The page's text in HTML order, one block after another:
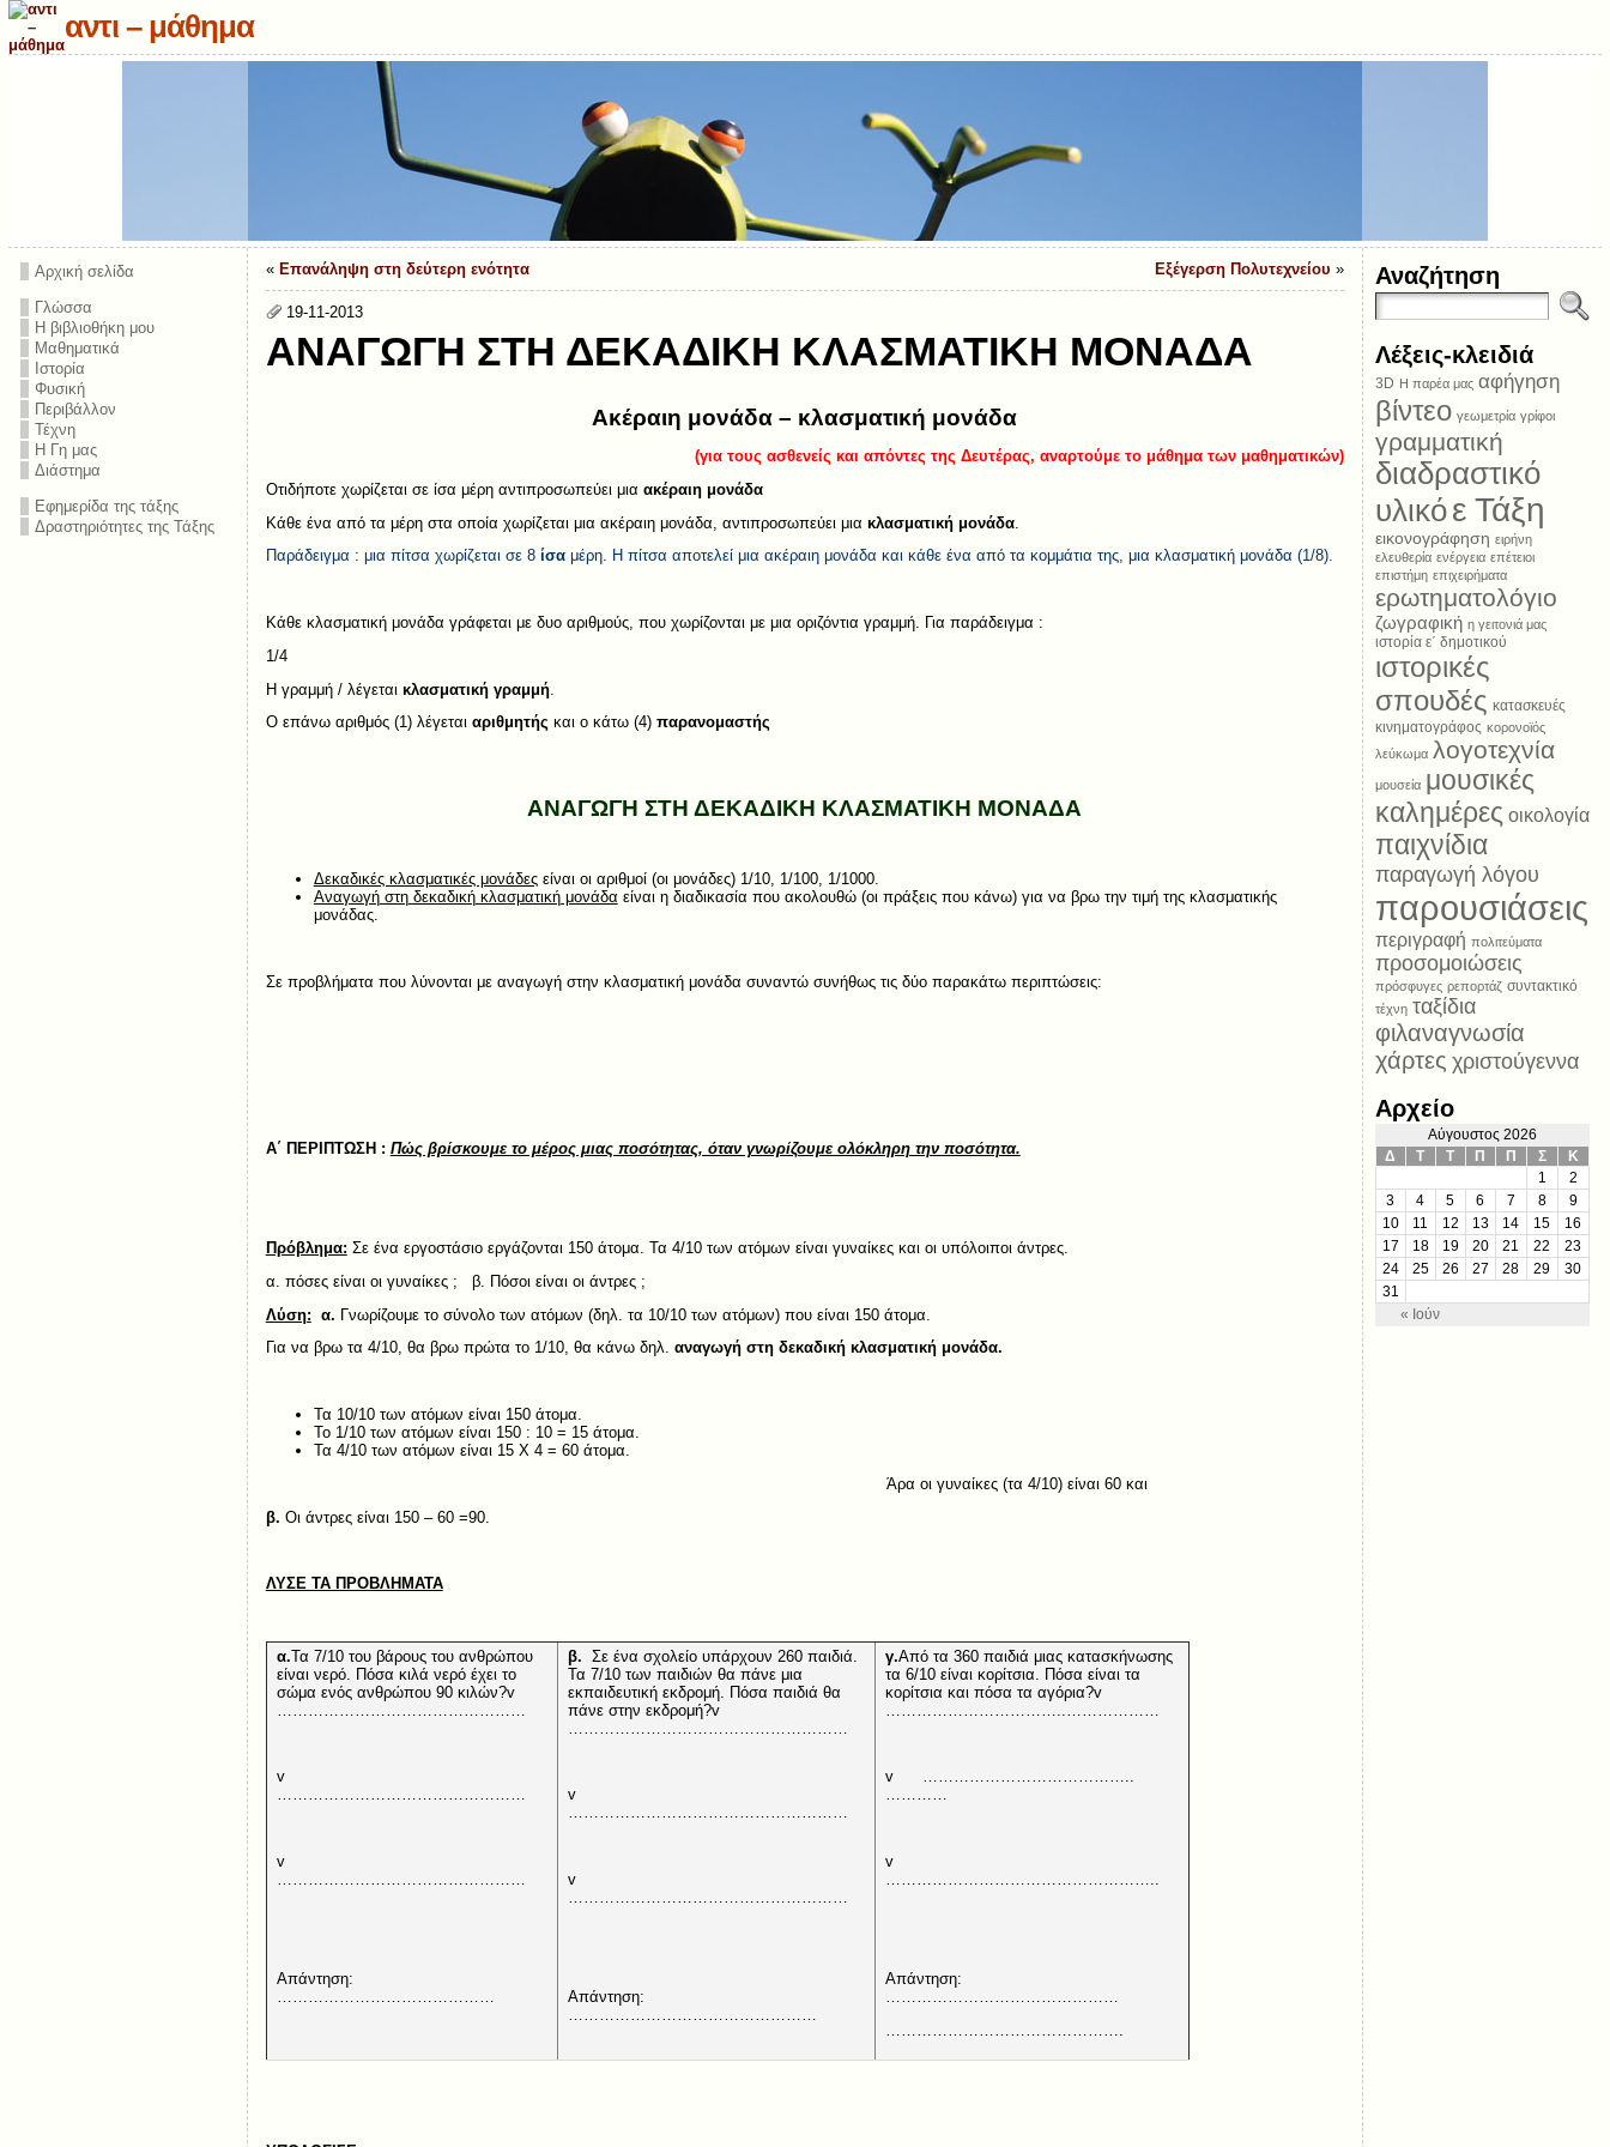
αντι – μάθημα
Αρχική σελίδα
Γλώσσα
Η βιβλιοθήκη μου
Μαθηματικά
Ιστορία
Φυσική
Περιβάλλον
Τέχνη
Η Γη μας
Διάστημα
Εφημερίδα της τάξης
Δραστηριότητες της Τάξης
« Επανάληψη στη δεύτερη ενότητα Εξέγερση Πολυτεχνείου »
19-11-2013
ΑΝΑΓΩΓΗ ΣΤΗ ΔΕΚΑΔΙΚΗ ΚΛΑΣΜΑΤΙΚΗ ΜΟΝΑΔΑ
Ακέραιη μονάδα – κλασματική μονάδα
(για τους ασθενείς και απόντες της Δευτέρας, αναρτούμε το μάθημα των μαθηματικών)
Οτιδήποτε χωρίζεται σε ίσα μέρη αντιπροσωπεύει μια ακέραιη μονάδα
Κάθε ένα από τα μέρη στα οποία χωρίζεται μια ακέραιη μονάδα, αντιπροσωπεύει μια κλασματική μονάδα.
Παράδειγμα : μια πίτσα χωρίζεται σε 8ίσαμέρη. Η πίτσα αποτελεί μια ακέραιη μονάδα και κάθε ένα από τα κομμάτια της, μια κλασματική μονάδα (1/8).
Κάθε κλασματική μονάδα γράφεται με δυο αριθμούς, που χωρίζονται με μια οριζόντια γραμμή. Για παράδειγμα :
1/4
Η γραμμή / λέγεται κλασματική γραμμή.
Ο επάνω αριθμός (1) λέγεται αριθμητής και ο κάτω (4) παρανομαστής
ΑΝΑΓΩΓΗ ΣΤΗ ΔΕΚΑΔΙΚΗ ΚΛΑΣΜΑΤΙΚΗ ΜΟΝΑΔΑ
Δεκαδικές κλασματικές μονάδεςείναι οι αριθμοί (οι μονάδες) 1/10, 1/100, 1/1000.
Αναγωγή στη δεκαδική κλασματική μονάδα είναι η διαδικασία που ακολουθώ (οι πράξεις που κάνω) για να βρω την τιμή της κλασματικής
μονάδας.
Σε προβλήματα που λύνονται με αναγωγή στην κλασματική μονάδα συναντώ συνήθως τις δύο παρακάτω περιπτώσεις:
Α΄ ΠΕΡΙΠΤΩΣΗ : Πώς βρίσκουμε το μέρος μιας ποσότητας, όταν γνωρίζουμε ολόκληρη την ποσότητα.
Πρόβλημα: Σε ένα εργοστάσιο εργάζονται 150 άτομα. Τα 4/10 των ατόμων είναι γυναίκες και οι υπόλοιποι άντρες.
α. πόσες είναι οι γυναίκες ; β. Πόσοι είναι οι άντρες ;
Λύση: α. Γνωρίζουμε το σύνολο των ατόμων (δηλ. τα 10/10 των ατόμων) που είναι 150 άτομα.
Για να βρω τα 4/10, θα βρω πρώτα το 1/10, θα κάνω δηλ. αναγωγή στη δεκαδική κλασματική μονάδα.
Τα 10/10 των ατόμων είναι 150 άτομα.
Το 1/10 των ατόμων είναι 150 : 10 = 15 άτομα.
Τα 4/10 των ατόμων είναι 15 Χ 4 = 60 άτομα.
Άρα οι γυναίκες (τα 4/10) είναι 60 και
β. Οι άντρες είναι 150 – 60 =90.
ΛΥΣΕ ΤΑ ΠΡΟΒΛΗΜΑΤΑ
α.Τα 7/10 του βάρους του ανθρώπου
είναι νερό. Πόσα κιλά νερό έχει το
σώμα ενός ανθρώπου 90 κιλών?v
v
…………………………………………
v
…………………………………………
Απάντηση:
……………………………………
β. Σε ένα σχολείο υπάρχουν 260 παιδιά.
Τα 7/10 των παιδιών θα πάνε μια
εκπαιδευτική εκδρομή. Πόσα παιδιά θα
πάνε στην εκδρομή?v
v
………………………………………………
v
………………………………………………
Απάντηση:
…………………………………………
γ.Από τα 360 παιδιά μιας κατασκήνωσης
τα 6/10 είναι κορίτσια. Πόσα είναι τα
κορίτσια και πόσα τα αγόρια?v
v …………………………………..
…………
v
……………………………………………..
Απάντηση:
………………………………………
……………………………………….
Αναζήτηση
Λέξεις-κλειδιά
3D Η παρέα μας αφήγηση
βίντεο γεωμετρία γρίφοι
γραμματική
διαδραστικό
υλικόε Τάξη
εικονογράφηση ειρήνη
ελευθερία ενέργεια επέτειοι
επιστήμη επιχειρήματα
ερωτηματολόγιο
ζωγραφική η γειτονιά μας
ιστορία ε΄ δημοτικού
ιστορικές
σπουδές κατασκευές
κινηματογράφος κορονοϊός
λεύκωμα λογοτεχνία
μουσεία μουσικές
καλημέρες οικολογία
παιχνίδια
παραγωγή λόγου
παρουσιάσεις
περιγραφή πολιτεύματα
προσομοιώσεις
πρόσφυγες ρεπορτάζ συντακτικό
τέχνη ταξίδια
φιλαναγνωσία
χάρτες χριστούγεννα
Αρχείο
Αύγουστος 2026
Δ
Τ Τ Π Π Σ Κ
« Ιούν
1
2
3
4 5 6 7 8
9
10
11 12 13 14 15
16
17
18 19 20 21 22
23
24
25 26 27 28 29
30
31